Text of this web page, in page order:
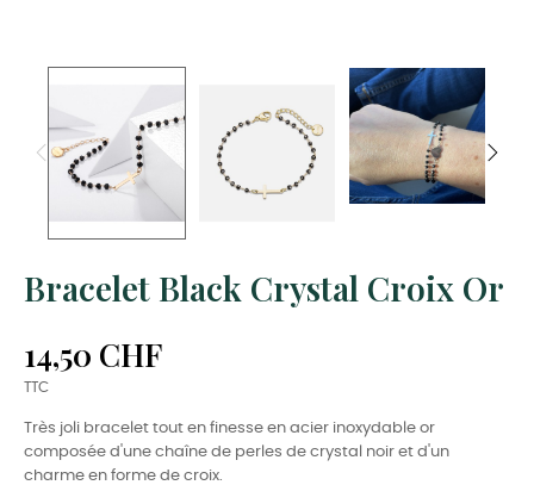
Bracelet Black Crystal Croix Or
14,50 CHF
TTC
Très joli bracelet tout en finesse en acier inoxydable or
composée d'une chaîne de perles de crystal noir et d'un
charme en forme de croix.